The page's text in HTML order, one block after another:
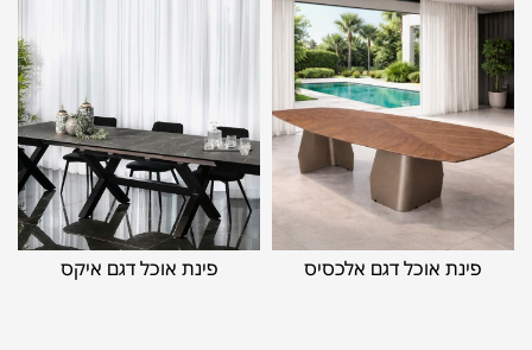
פינת אוכל דגם אלכסיס פינת אוכל דגם איקס